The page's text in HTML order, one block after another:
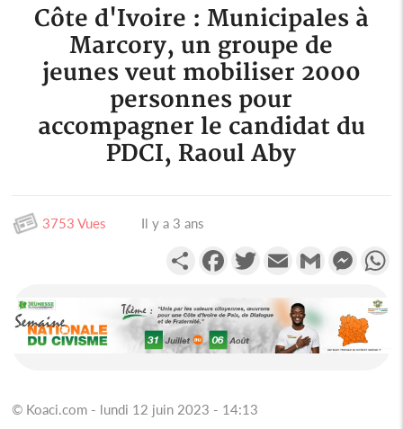
Côte d'Ivoire : Municipales à
Marcory, un groupe de
jeunes veut mobiliser 2000
personnes pour
accompagner le candidat du
PDCI, Raoul Aby
3753 Vues Il y a 3 ans
PartagerFacebookTwitterEmail Gmail
© Koaci.com - lundi 12 juin 2023 - 14:13